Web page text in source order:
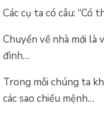
Các cụ ta có câu: “Có
Chuyển về nhà mới là
đình…
Trong mỗi chúng ta
các sao chiếu mệnh…